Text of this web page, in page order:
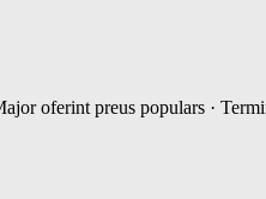
oferint preus populars ·